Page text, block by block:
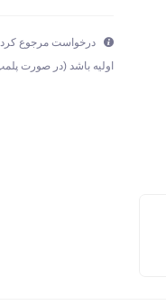
درخواست مرجوع کردن
اولیه باشد (در صورت